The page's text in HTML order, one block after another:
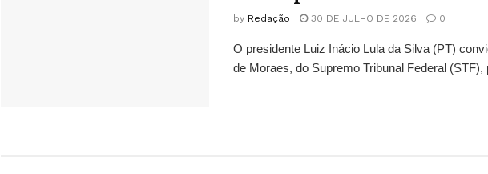
by Redação 30 DE JULHO DE 2026 0
O presidente Luiz Inácio Lula da Silva (PT)
de Moraes, do Supremo Tribunal Federal (STF),